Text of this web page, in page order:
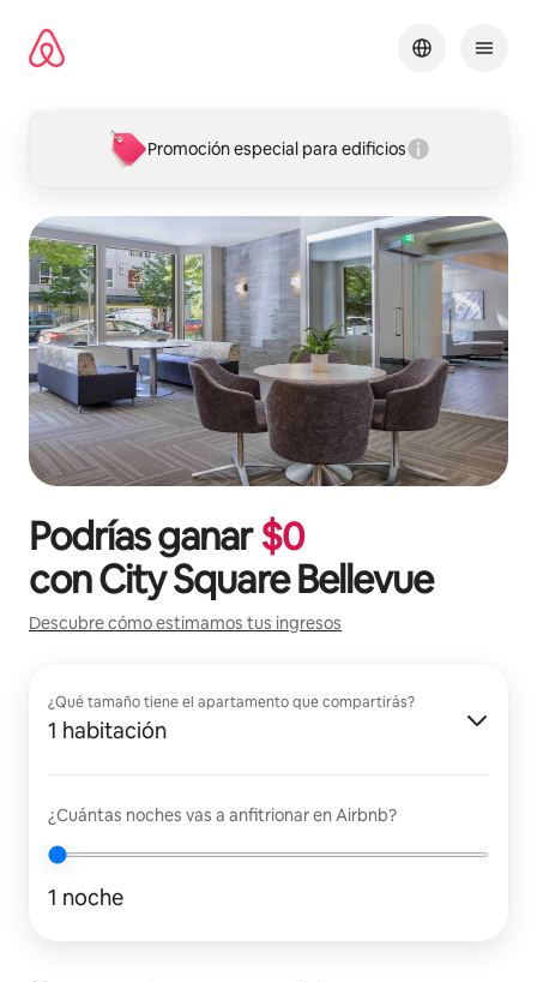
contenido
Promoción especial para edificios
Podrías ganar$0
conCity Square Bellevue
Descubre cómo estimamos tus ingresos
¿Qué tamaño tiene el apartamento que compartirás?
1 habitación
¿Cuántas noches vas a anfitrionar en Airbnb?
1 noche